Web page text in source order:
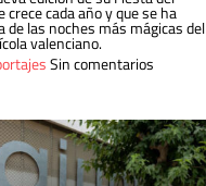
crece cada año y que se ha
de las noches más mágicas del
valenciano.
Sin comentarios